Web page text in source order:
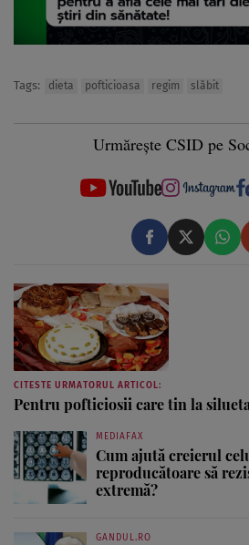
Tags: dieta pofticioasa regim slăbit
Urmărește CSID pe
CITESTE URMATORUL ARTICOL:
Pentru pofticiosii care tin la silueta
MEDIAFAX
Cum ajută creierul
reproducătoare să
extremă?
GANDUL.RO